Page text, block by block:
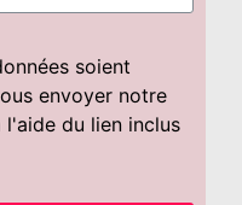
soient
envoyer notre
du lien inclus